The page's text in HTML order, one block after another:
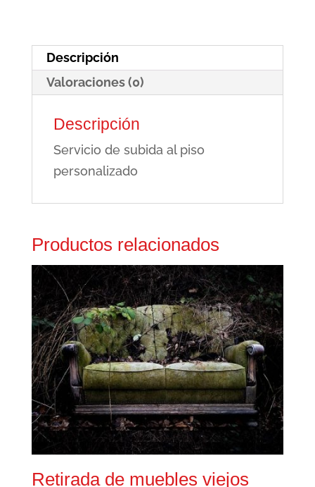
cantidad
Descripción
Valoraciones (0)
Descripción
Servicio de subida al piso
personalizado
Productos relacionados
Retirada de muebles viejos